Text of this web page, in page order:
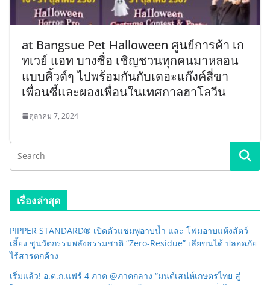
at Bangsue Pet Halloween ศูนย์การค้า เก
ทเวย์ แอท บางซื่อ เชิญชวนทุกคนมาหลอน
แบบคิ้วด์ๆ ไปพร้อมกันกับเดอะแก๊งค์สี่ขา
เพื่อนซี้และผองเพื่อนในเทศกาลฮาโลวีน
ตุลาคม 7, 2024
เรื่องล่าสุด
PIPPER STANDARD® เปิดตัวแชมพูอาบน้ำ และ โฟมอาบแห้งสัตว์
เลี้ยง ชูนวัตกรรมพลังธรรมชาติ “Zero-Residue” เลียขนได้ ปลอดภัย
ไร้สารตกค้าง
เริ่มแล้ว! อ.ต.ก.แฟร์ 4 ภาค @ภาคกลาง “มนต์เสน่ห์เกษตรไทย สู่